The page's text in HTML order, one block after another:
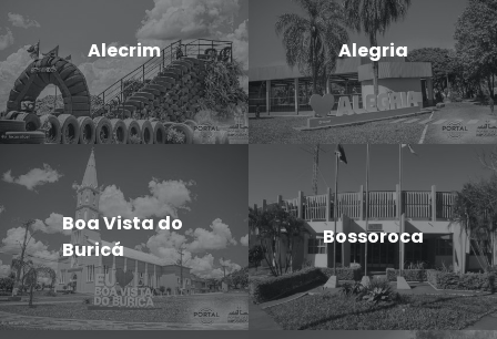
Alecrim Alegria
Boa Vista do
Buricá
Bossoroca